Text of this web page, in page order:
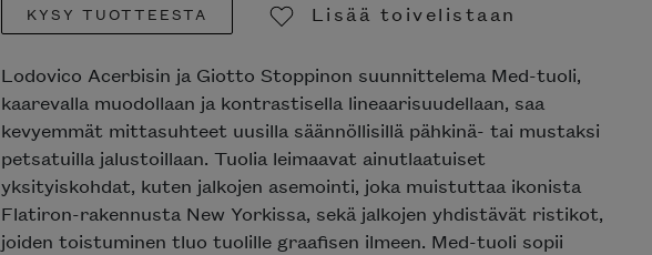
KYSY TUOTTEESTA
Lisää toivelistaan
Lodovico Acerbisin ja Giotto Stoppinon suunnittelema Med-tuoli,
kaarevalla muodollaan ja kontrastisella lineaarisuudellaan, saa
kevyemmät mittasuhteet uusilla säännöllisillä pähkinä- tai mustaksi
petsatuilla jalustoillaan. Tuolia leimaavat ainutlaatuiset
yksityiskohdat, kuten jalkojen asemointi, joka muistuttaa ikonista
Flatiron-rakennusta New Yorkissa, sekä jalkojen yhdistävät ristikot,
joiden toistuminen tluo tuolille graafisen ilmeen. Med-tuoli sopii